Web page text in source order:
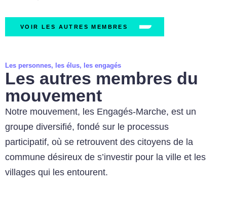
VOIR LES AUTRES MEMBRES
Les personnes, les élus, les engagés
Les autres membres du
mouvement
Notre mouvement, les Engagés-Marche, est un
groupe diversifié, fondé sur le processus
participatif, où se retrouvent des citoyens de la
commune désireux de s’investir pour la ville et les
villages qui les entourent.